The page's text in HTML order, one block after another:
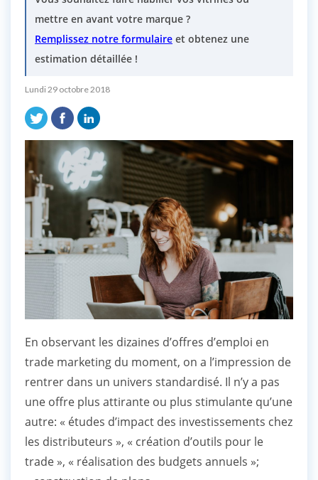
mettre en avant votre marque ?
Remplissez notre formulaire et obtenez une
estimation détaillée !
Lundi 29 octobre 2018
En observant les dizaines d’offres d’emploi en
trade marketing du moment, on a l’impression de
rentrer dans un univers standardisé. Il n’y a pas
une offre plus attirante ou plus stimulante qu’une
autre: « études d’impact des investissements chez
les distributeurs », « création d’outils pour le
trade », « réalisation des budgets annuels »;